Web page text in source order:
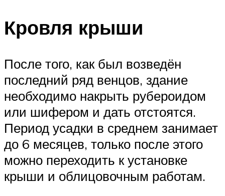
Кровля крыши
После того, как был возведён
последний ряд венцов, здание
необходимо накрыть рубероидом
или шифером и дать отстоятся.
Период усадки в среднем занимает
до 6 месяцев, только после этого
можно переходить к установке
крыши и облицовочным работам.